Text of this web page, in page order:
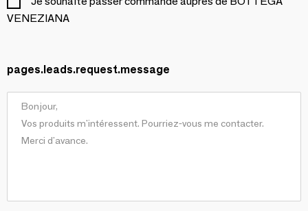
VENEZIANA
pages.leads.request.message